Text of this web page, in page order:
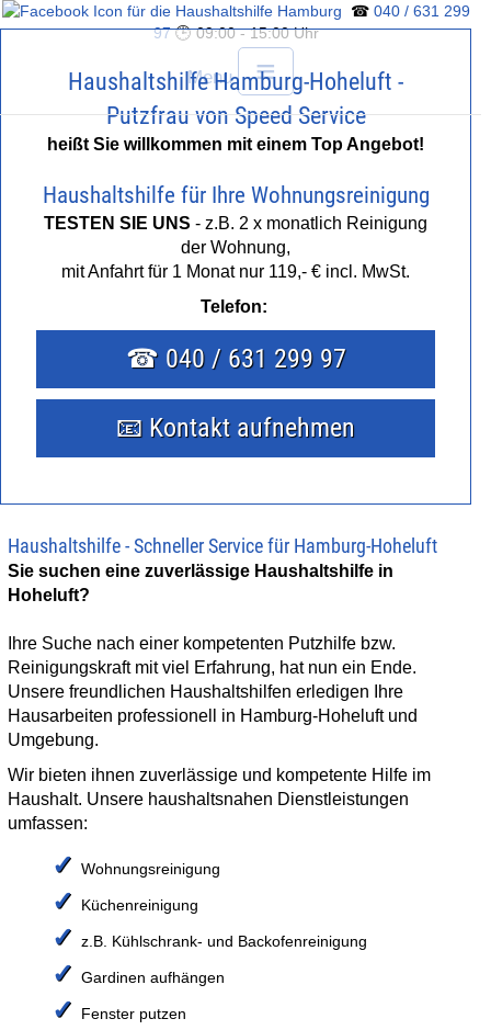
☎ 040 / 631 299
97 🕒 09:00 - 15:00 Uhr
Menu ≡
HOME
HAUSHALTSHILFE
PUTZFRAU
BÜROREINIGUNG
ANGEBOT EINHOLEN
KONTAKT
Haushaltshilfe Hamburg-Hoheluft -
Putzfrau von Speed Service
heißt Sie willkommen mit einem Top Angebot!
Haushaltshilfe für Ihre Wohnungsreinigung
TESTEN SIE UNS - z.B. 2 x monatlich Reinigung
der Wohnung,
mit Anfahrt für 1 Monat nur 119,- € incl. MwSt.
Telefon:
☎ 040 / 631 299 97
📧 Kontakt aufnehmen
Haushaltshilfe - Schneller Service für Hamburg-Hoheluft
Sie suchen eine zuverlässige Haushaltshilfe in
Hoheluft?
Ihre Suche nach einer kompetenten Putzhilfe bzw.
Reinigungskraft mit viel Erfahrung, hat nun ein Ende.
Unsere freundlichen Haushaltshilfen erledigen Ihre
Hausarbeiten professionell in Hamburg-Hoheluft und
Umgebung.
Wir bieten ihnen zuverlässige und kompetente Hilfe im
Haushalt. Unsere haushaltsnahen Dienstleistungen
umfassen:
✓Wohnungsreinigung
✓ Küchenreinigung
✓z.B. Kühlschrank- und Backofenreinigung
✓Gardinen aufhängen
✓ Fenster putzen